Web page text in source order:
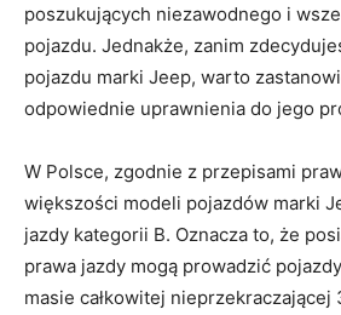
poszukujących niezawodnego i
pojazdu. Jednakże, zanim
pojazdu marki Jeep, warto​
odpowiednie⁤ uprawnienia ‍do ⁤jego
W Polsce, ⁣zgodnie z przepisami
⁢większości modeli pojazdów marki
⁢jazdy kategorii B. Oznacza to, ‌że
prawa jazdy mogą prowadzić
masie całkowitej nieprzekraczającej